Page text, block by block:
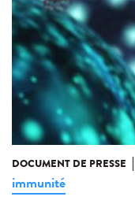
DOCUMENT DE PRESSE
immunité